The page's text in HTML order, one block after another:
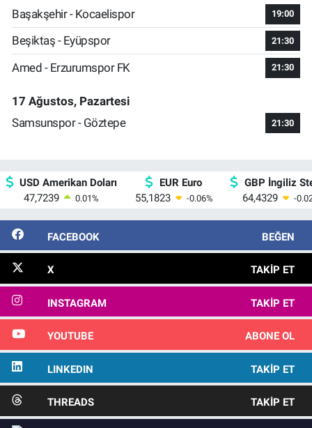
Başakşehir - Kocaelispor
19:00
Beşiktaş - Eyüpspor 21:30
Amed - Erzurumspor FK 21:30
17 Ağustos, Pazartesi
Samsunspor - Göztepe
21:30
USD Amerikan Doları
47,7239
0.01%
EUR Euro
55,1823
-0.06%
GBP İngiliz
64,4329
-
FACEBOOK BEĞEN
X TAKIP ET
INSTAGRAM TAKIP ET
YOUTUBE ABONE OL
LINKEDIN TAKIP ET
THREADS TAKIP ET